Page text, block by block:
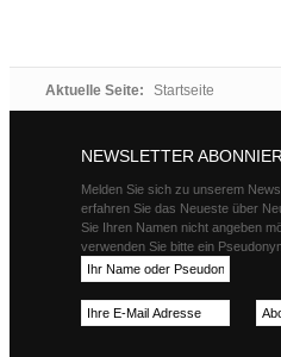
Aktuelle Seite: Startseite
NEWSLETTER
Melden Sie sich zu unserem
erfahren Sie das Neueste über
Sie Ihren Namen nicht angeben
verwenden Sie bitte ein